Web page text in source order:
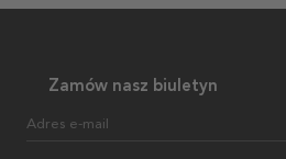
Zamów nasz biuletyn
Adres e-mail